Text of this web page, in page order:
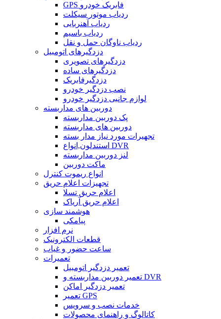
GPS فابریک خودرو
ردیاب موتور سیکلت
ردیاب آهنربایی
ردیاب باسیم
ردیاب ناوگان حمل و نقل
دزدگیرهای اتومبیل
دزدگیرهای تصویری
دزدگیرهای ساده
دزدگیرفابریک
نصب دزدگیر خودرو
لوازم جانبی دزدگیر خودرو
دوربین های مداربسته
پک دوربین مداربسته
دوربین های مداربسته
تجهیرات مورد نیاز مدار بسته
استندلون,انواع DVR
لنز دوربین مداربسته
ماکت دوربین
انواع ریموت کنترل
تجهیزات اعلام حریق
اعلام حریق تسلا
اعلام حریق آریاک
هوشمند سازی
پیامکی
نرم افزار
قطعات الکترونیک
ساعت حضور و غیاب
تعمیرات
تعمیر دزدگیر اتومبیل
تعمیر دوربین مداربسته و DVR
تعمیر دزدگیر اماکن
تعمیر GPS
خدمات نصب و سرویس
کاتالوگ و راهنمای محصولات